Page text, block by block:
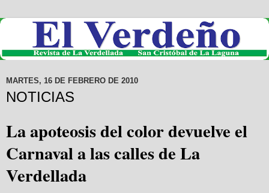
MARTES, 16 DE FEBRERO DE 2010
NOTICIAS
La apoteosis del color devuelve el
Carnaval a las calles de La
Verdellada